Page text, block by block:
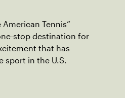
American Tennis”
stop destination for
that has
sport in the U.S.